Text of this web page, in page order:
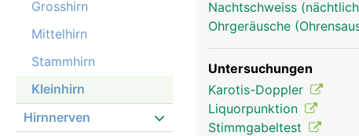
Grosshirn
Mittelhirn
Stammhirn
Kleinhirn
Hirnnerven
Nachtschweiss
Ohrgeräusche
Untersuchungen
Karotis-Doppler
Liquorpunktion
Stimmgabeltest